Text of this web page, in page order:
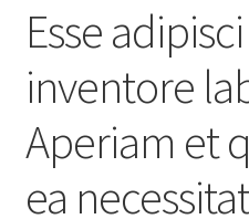
Esse
inventore
Aperiam et
ea